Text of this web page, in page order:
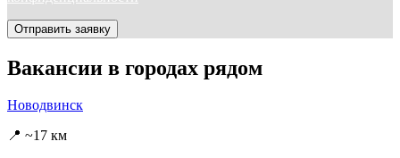
Отправить заявку
Вакансии в городах рядом
Новодвинск
📍 ~17 км